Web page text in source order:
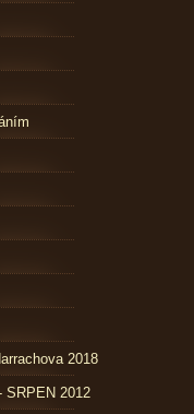
2018
SRPEN 2012